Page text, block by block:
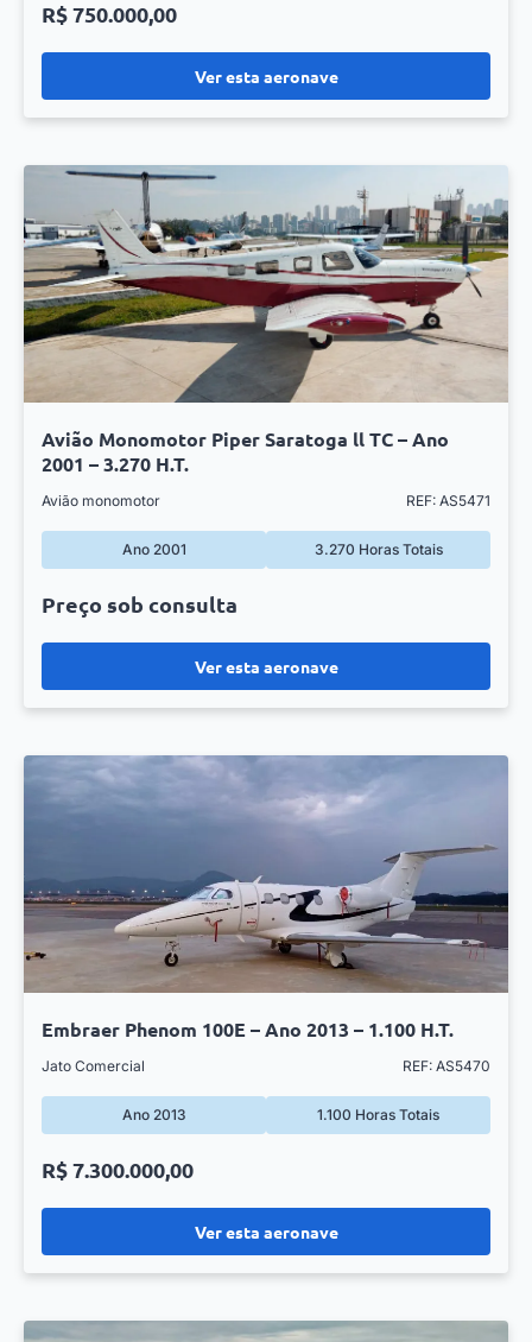
Ver esta aeronave
R$ 750.000,00
Avião Monomotor Piper Saratoga ll TC – Ano
2001 – 3.270 H.T.
Avião monomotor REF: AS5471
Ano 2001 3.270 Horas Totais
Ver esta aeronave
Preço sob consulta
Embraer Phenom 100E – Ano 2013 – 1.100 H.T.
Jato Comercial REF: AS5470
Ano 2013 1.100 Horas Totais
Ver esta aeronave
R$ 7.300.000,00